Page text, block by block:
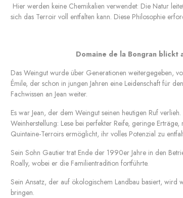
Hier werden keine Chemikalien verwendet: Die Natur
sich das Terroir voll entfalten kann. Diese Philosophie
Domaine de la Bongran
Das Weingut wurde über Generationen weitergegeben,
Émile, der schon in jungen Jahren eine Leidenschaft für
Fachwissen an Jean weiter.
Es war Jean, der dem Weingut seinen heutigen Ruf
Weinherstellung: Lese bei perfekter Reife, geringe
Quintaine-Terroirs ermöglicht, ihr volles Potenzial zu
Sein Sohn Gautier trat Ende der 1990er Jahre in den
Roally, wobei er die Familientradition fortführte.
Sein Ansatz, der auf ökologischem Landbau basiert, wird
bringen.